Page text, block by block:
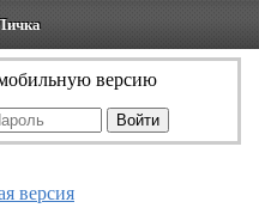
версию
версия